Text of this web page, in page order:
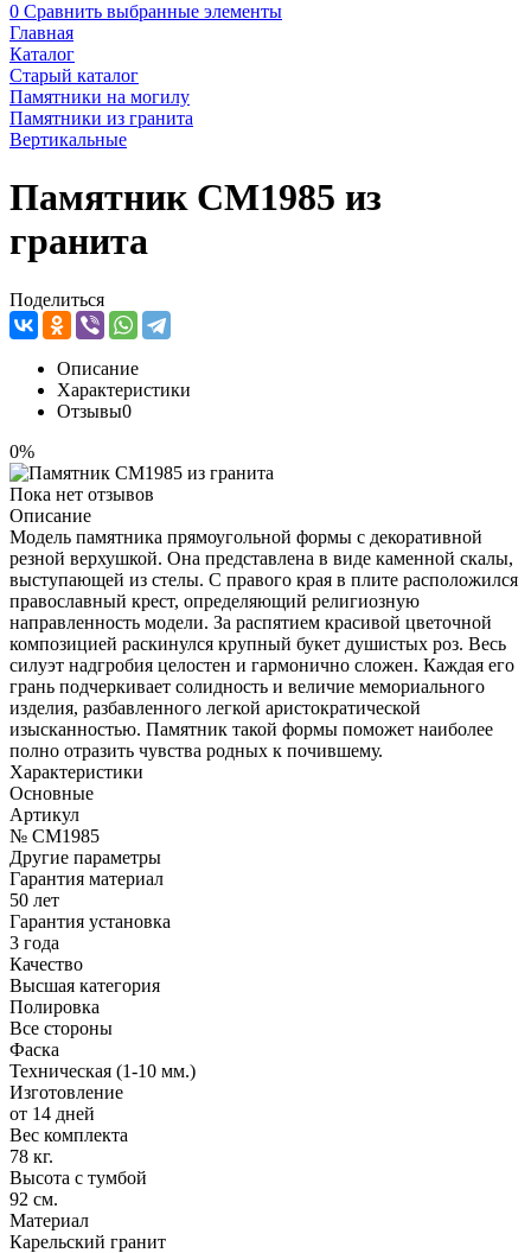
0 Сравнить выбранные элементы
Главная
Каталог
Старый каталог
Памятники на могилу
Памятники из гранита
Вертикальные
Памятник CM1985 из
гранита
Поделиться
Описание
Характеристики
Отзывы0
0%
Пока нет отзывов
Описание
Модель памятника прямоугольной формы с декоративной
резной верхушкой. Она представлена в виде каменной скалы,
выступающей из стелы. С правого края в плите расположился
православный крест, определяющий религиозную
направленность модели. За распятием красивой цветочной
композицией раскинулся крупный букет душистых роз. Весь
силуэт надгробия целостен и гармонично сложен. Каждая его
грань подчеркивает солидность и величие мемориального
изделия, разбавленного легкой аристократической
изысканностью. Памятник такой формы поможет наиболее
полно отразить чувства родных к почившему.
Характеристики
Основные
Артикул
№ CM1985
Другие параметры
Гарантия материал
50 лет
Гарантия установка
3 года
Качество
Высшая категория
Полировка
Все стороны
Фаска
Техническая (1-10 мм.)
Изготовление
от 14 дней
Вес комплекта
78 кг.
Высота с тумбой
92 см.
Материал
Карельский гранит